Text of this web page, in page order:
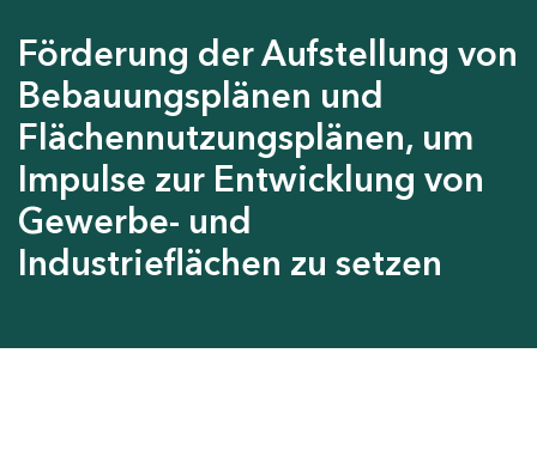
Förderung der Aufstellung von
Bebauungsplänen und
Flächennutzungsplänen, um
Impulse zur Entwicklung von
Gewerbe- und
Industrieflächen zu setzen